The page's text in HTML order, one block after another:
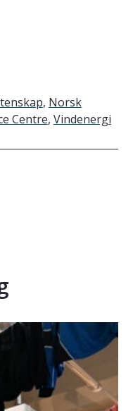
, Norsk
Centre, Vindenergi